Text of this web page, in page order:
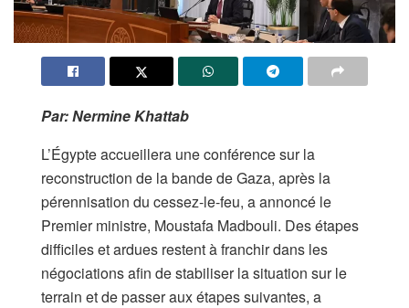
Par: Nermine Khattab
L’Égypte accueillera une conférence sur la
reconstruction de la bande de Gaza, après la
pérennisation du cessez-le-feu, a annoncé le
Premier ministre, Moustafa Madbouli. Des étapes
difficiles et ardues restent à franchir dans les
négociations afin de stabiliser la situation sur le
terrain et de passer aux étapes suivantes, a